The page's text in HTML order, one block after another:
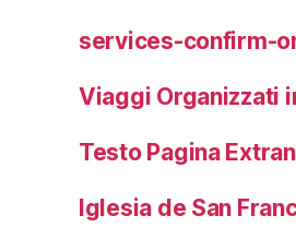
services-confirm-
Viaggi Organizzati
Testo Pagina
Iglesia de San